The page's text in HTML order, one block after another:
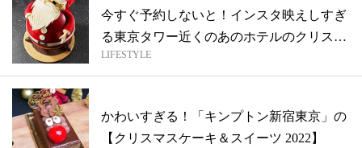
今すぐ予約しないと！インスタ映えしすぎ
る東京タワー近くのあのホテルのクリスマ
ケー...
LIFESTYLE
かわいすぎる！「キンプトン新宿東京」の
【クリスマスケーキ＆スイーツ 2022】